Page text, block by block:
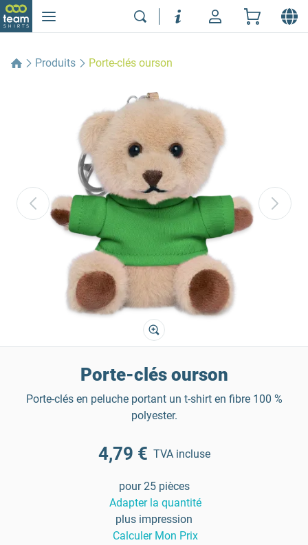
Produits Porte-clés ourson
Porte-clés ourson
Porte-clés en peluche portant un t-shirt en fibre 100 %
polyester.
4,79 € TVA incluse
pour 25 pièces
Adapter la quantité
plus impression
Calculer Mon Prix